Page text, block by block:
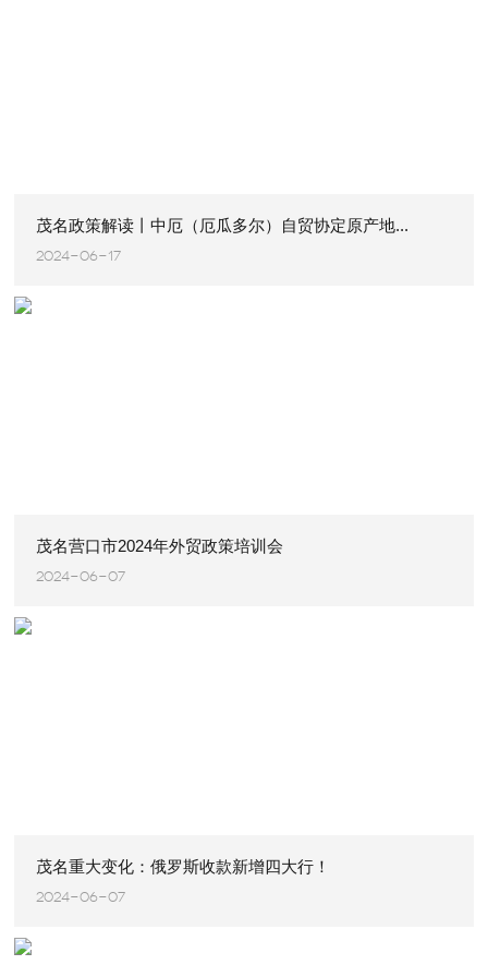
茂名政策解读丨中厄（厄瓜多尔）自贸协定原产地...
2024-06-17
茂名营口市2024年外贸政策培训会
2024-06-07
茂名重大变化：俄罗斯收款新增四大行！
2024-06-07